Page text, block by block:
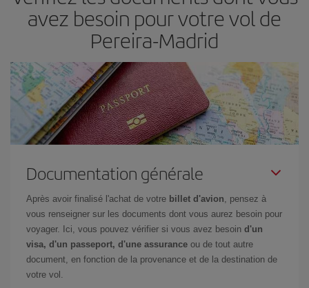
restant flexible sur les dates et les horaires de vol lors de votre
recherche, vous pourrezchoisir le prix le plus économique.
avez besoin pour votre vol de
Pereira-Madrid
Documentation générale
Après avoir finalisé l'achat de votre billet d'avion, pensez à
vous renseigner sur les documents dont vous aurez besoin pour
voyager. Ici, vous pouvez vérifier si vous avez besoin d'un
visa, d'un passeport, d'une assurance ou de tout autre
document, en fonction de la provenance et de la destination de
votre vol.